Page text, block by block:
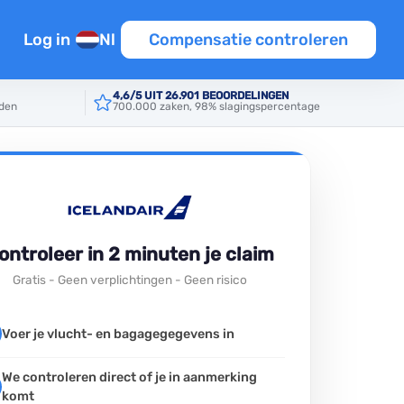
Log in Nl Compensatie controleren
4,6/5 UIT 26.901 BEOORDELINGEN
700.000 zaken, 98% slagingspercentage
in 2 minuten je claim
Gratis - Geen verplichtingen - Geen risico
Voer je vlucht- en bagagegegevens in
We controleren direct of je in aanmerking
komt